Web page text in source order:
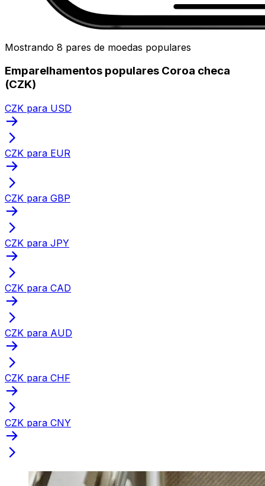
Mostrando 8 pares de moedas populares
Emparelhamentos populares Coroa checa
(CZK)
CZK para USD
CZK para EUR
CZK para GBP
CZK para JPY
CZK para CAD
CZK para AUD
CZK para CHF
CZK para CNY